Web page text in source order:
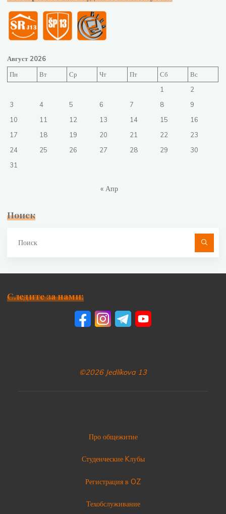
Август 2026
Пн
Вт Ср Чт Пт Сб
Вс
1
2
3
4 5 6 7 8
9
10
11 12 13 14 15
16
17
18 19 20 21 22
23
24
25 26 27 28 29
30
31
« Апр
Поиск
Следите за нами:
©2026 Jedlíkova 13
Про общежитие
Студенческие Kлубы
Регистрация в OZ
Техобслуживание